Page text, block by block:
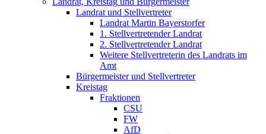
Landrat und Stellvertreter
Landrat Martin Bayerstorfer
1. Stellvertretender Landrat
2. Stellvertretender Landrat
Weitere Stellvertreterin des Landrats im
Amt
Bürgermeister und Stellvertreter
Kreistag
Fraktionen
CSU
FW
AfD